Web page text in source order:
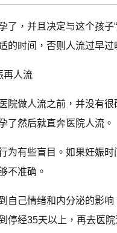
，并且决定与这个孩子“
的时间，否则人流过早
人流
做人流之前，并没有很
了然后就直奔医院人流。
有些盲目。如果妊娠时
不准确。
己情绪和内分泌的影响
停经35天以上，再去医